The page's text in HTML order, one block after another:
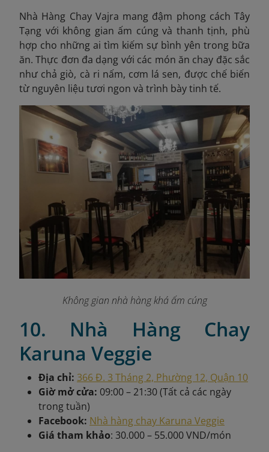
Nhà Hàng Chay Vajra mang đậm phong cách Tây
Tạng với không gian ấm cúng và thanh tịnh, phù
hợp cho những ai tìm kiếm sự bình yên trong bữa
ăn. Thực đơn đa dạng với các món ăn chay đặc sắc
như chả giò, cà ri nấm, cơm lá sen, được chế biến
từ nguyên liệu tươi ngon và trình bày tinh tế.
Không gian nhà hàng khá ấm cúng
10. Nhà Hàng Chay
Karuna Veggie
Địa chỉ: 366 Đ. 3 Tháng 2, Phường 12, Quận 10
Giờ mở cửa: 09:00 – 21:30 (Tất cả các ngày
trong tuần)
Facebook: Nhà hàng chay Karuna Veggie
Giá tham khảo: 30.000 – 55.000 VND/món